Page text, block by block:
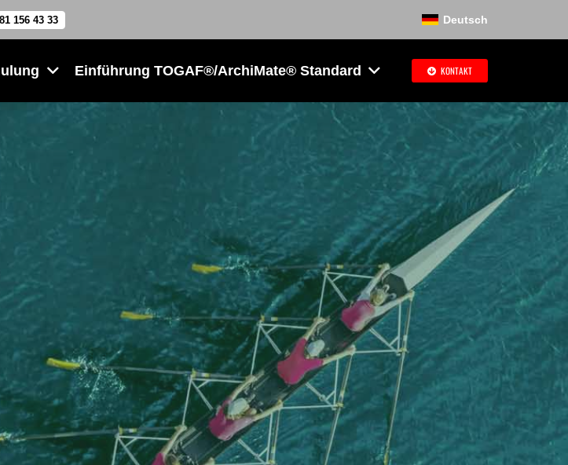
156 43 33 Deutsch
Einführung TOGAF®/ArchiMate® Standard KONTAKT